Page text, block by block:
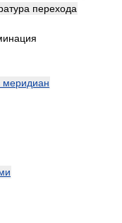
перехода
меридиан